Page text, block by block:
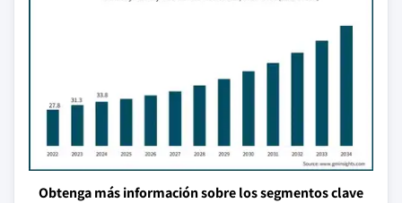
Obtenga más información sobre los segmentos clave